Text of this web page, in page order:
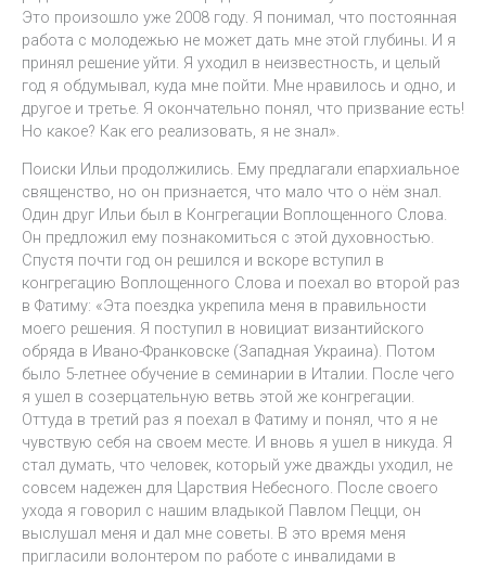
Это произошло уже 2008 году. Я понимал, что постоянная
работа с молодежью не может дать мне этой глубины. И я
принял решение уйти. Я уходил в неизвестность, и целый
год я обдумывал, куда мне пойти. Мне нравилось и одно, и
другое и третье. Я окончательно понял, что призвание есть!
Но какое? Как его реализовать, я не знал».
Поиски Ильи продолжились. Ему предлагали епархиальное
священство, но он признается, что мало что о нём знал.
Один друг Ильи был в Конгрегации Воплощенного Слова.
Он предложил ему познакомиться с этой духовностью.
Спустя почти год он решился и вскоре вступил в
конгрегацию Воплощенного Слова и поехал во второй раз
в Фатиму: «Эта поездка укрепила меня в правильности
моего решения. Я поступил в новициат византийского
обряда в Ивано-Франковске (Западная Украина). Потом
было 5-летнее обучение в семинарии в Италии. После чего
я ушел в созерцательную ветвь этой же конгрегации.
Оттуда в третий раз я поехал в Фатиму и понял, что я не
чувствую себя на своем месте. И вновь я ушел в никуда. Я
стал думать, что человек, который уже дважды уходил, не
совсем надежен для Царствия Небесного. После своего
ухода я говорил с нашим владыкой Павлом Пецци, он
выслушал меня и дал мне советы. В это время меня
пригласили волонтером по работе с инвалидами в